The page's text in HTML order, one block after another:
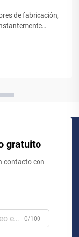
de fabricación,
gratuito
contacto con
0/100